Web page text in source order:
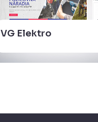
VG Elektro